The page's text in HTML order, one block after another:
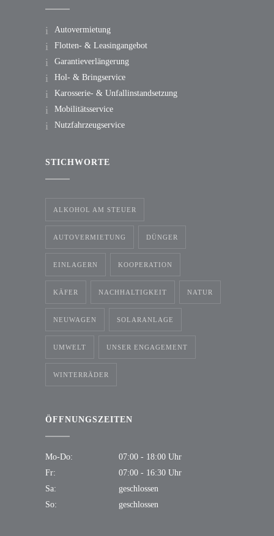
Autovermietung
Flotten- & Leasingangebot
Garantieverlängerung
Hol- & Bringservice
Karosserie- & Unfallinstandsetzung
Mobilitätsservice
Nutzfahrzeugservice
STICHWORTE
ALKOHOL AM STEUER
AUTOVERMIETUNG DÜNGER
EINLAGERN KOOPERATION
KÄFER NACHHALTIGKEIT NATUR
NEUWAGEN SOLARANLAGE
UMWELT UNSER ENGAGEMENT
WINTERRÄDER
ÖFFNUNGSZEITEN
Mo-Do:
07:00 - 18:00 Uhr
Fr:
07:00 - 16:30 Uhr
Sa:
geschlossen
So:
geschlossen